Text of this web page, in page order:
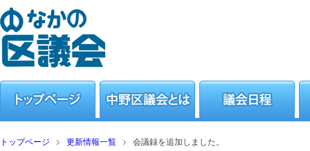
トップページ 更新情報一覧 会議録を追加しました。